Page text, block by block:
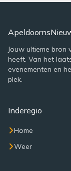
Jouw ultieme
heeft. Van het
evenementen en
plek.
Inderegio
Home
Weer